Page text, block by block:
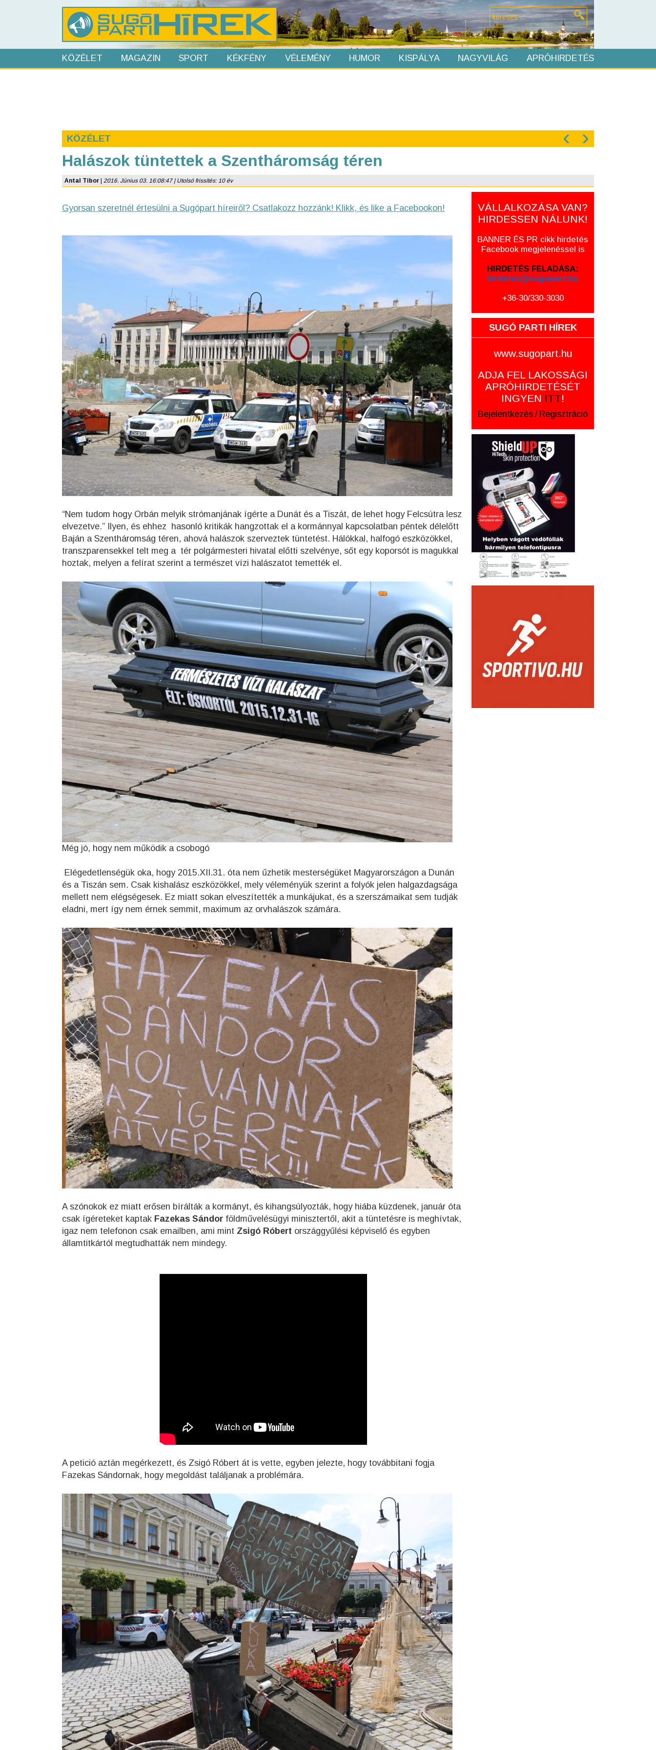
KÖZÉLET MAGAZIN SPORT KÉKFÉNY VÉLEMÉNY HUMOR KISPÁLYA NAGYVILÁG APRÓHIRDETÉS
KÖZÉLET ‹ ›
Halászok tüntettek a Szentháromság téren
Antal Tibor 2016. Június 03. 16:08:47 | Utolsó frissítés: 10 év
Gyorsan szeretnél értesülni a Sugópart híreiről? Csatlakozz hozzánk! Klikk, és like a Facebookon!
“Nem tudom hogy Orbán melyik strómanjának ígérte a Dunát és a Tiszát, de lehet hogy Felcsútra lesz
elvezetve.” Ilyen, és ehhez hasonló kritikák hangzottak el a kormánnyal kapcsolatban péntek délelőtt
Baján a Szentháromság téren, ahová halászok szerveztek tüntetést. Hálókkal, halfogó eszközökkel,
transzparensekkel telt meg a tér polgármesteri hivatal előtti szelvénye, sőt egy koporsót is magukkal
hoztak, melyen a felírat szerint a természet vízi halászatot temették el.
Még jó, hogy nem működik a csobogó
Elégedetlenségük oka, hogy 2015.XII.31. óta nem űzhetik mesterségüket Magyarországon a Dunán
és a Tiszán sem. Csak kishalász eszközökkel, mely véleményük szerint a folyók jelen halgazdagsága
mellett nem elégségesek. Ez miatt sokan elveszítették a munkájukat, és a szerszámaikat sem tudják
eladni, mert így nem érnek semmit, maximum az orvhalászok számára.
A szónokok ez miatt erősen bírálták a kormányt, és kihangsúlyozták, hogy hiába küzdenek, január óta
csak ígéreteket kaptak Fazekas Sándor földművelésügyi minisztertől, akit a tüntetésre is meghívtak,
igaz nem telefonon csak emailben, ami mint Zsigó Róbert országgyűlési képviselő és egyben
államtitkártól megtudhatták nem mindegy.
A petició aztán megérkezett, és Zsigó Róbert át is vette, egyben jelezte, hogy továbbitani fogja
Fazekas Sándornak, hogy megoldást találjanak a problémára.
VÁLLALKOZÁSA VAN?
HIRDESSEN NÁLUNK!
BANNER ÉS PR cikk hirdetés
Facebook megjelenéssel is
HIRDETÉS FELADÁSA:
hirdetes@sugopart.hu
+36-30/330-3030
SUGÓ PARTI HÍREK
www.sugopart.hu
ADJA FEL LAKOSSÁGI
APRÓHIRDETÉSÉT
INGYEN ITT!
Bejelentkezés / Regisztráció